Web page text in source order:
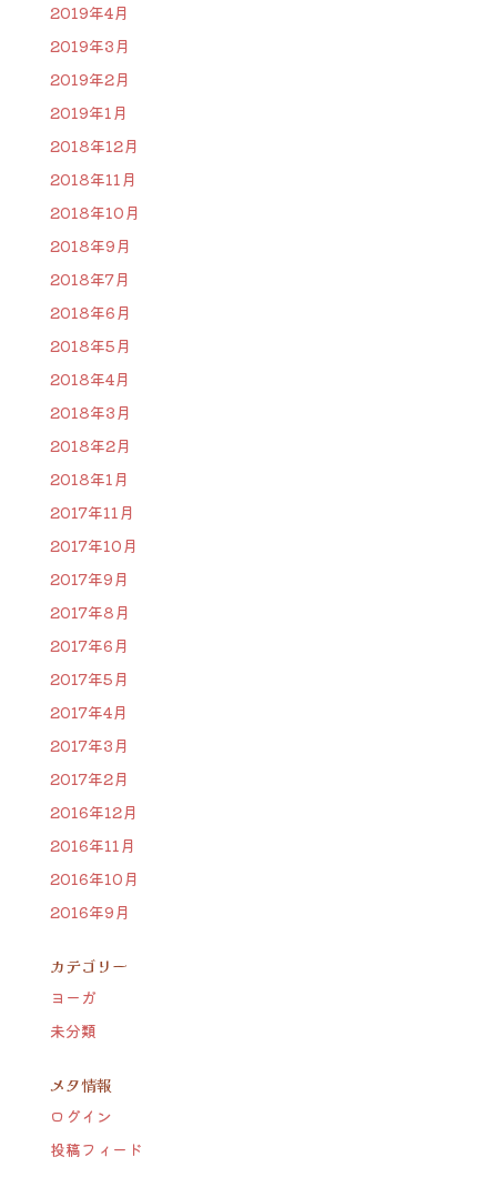
2019年4月
2019年3月
2019年2月
2019年1月
2018年12月
2018年11月
2018年10月
2018年9月
2018年7月
2018年6月
2018年5月
2018年4月
2018年3月
2018年2月
2018年1月
2017年11月
2017年10月
2017年9月
2017年8月
2017年6月
2017年5月
2017年4月
2017年3月
2017年2月
2016年12月
2016年11月
2016年10月
2016年9月
カテゴリー
ヨーガ
未分類
メタ情報
ログイン
投稿フィード